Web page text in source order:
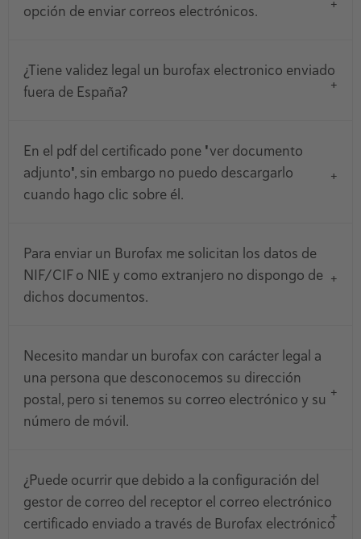
opción de enviar correos electrónicos.
¿Tiene validez legal un burofax electronico enviado
fuera de España?
En el pdf del certificado pone "ver documento
adjunto", sin embargo no puedo descargarlo
cuando hago clic sobre él.
Para enviar un Burofax me solicitan los datos de
NIF/CIF o NIE y como extranjero no dispongo de
dichos documentos.
Necesito mandar un burofax con carácter legal a
una persona que desconocemos su dirección
postal, pero si tenemos su correo electrónico y su
número de móvil.
¿Puede ocurrir que debido a la configuración del
gestor de correo del receptor el correo electrónico
certificado enviado a través de Burofax electrónico